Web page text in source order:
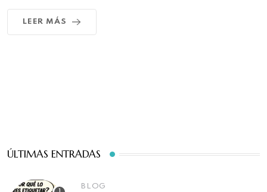
LEER MÁS
ÚLTIMAS ENTRADAS
BLOG